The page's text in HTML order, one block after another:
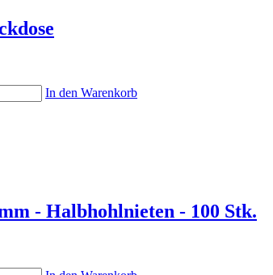
In den Warenkorb
- Halbhohlnieten - 100 Stk.